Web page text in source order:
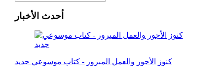
أحدث الأخبار
كنوز الأجور والعمل المبرور - كتاب موسوعي جديد